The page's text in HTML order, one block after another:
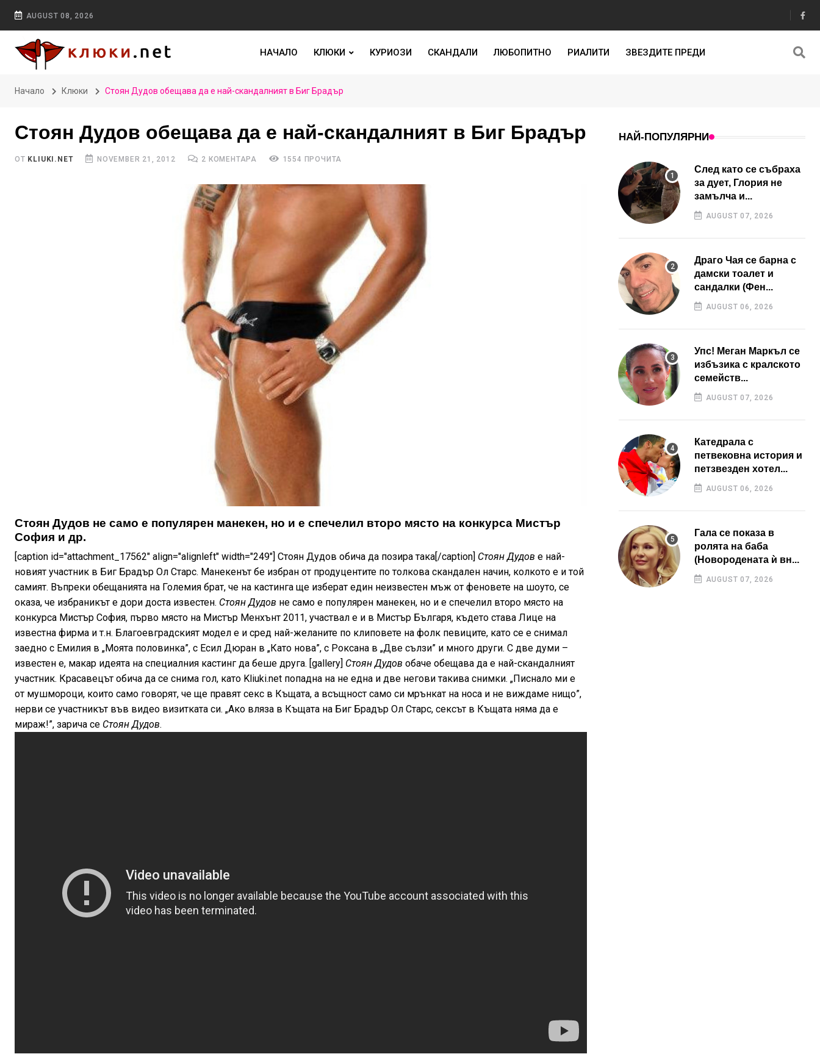
AUGUST 08, 2026
НАЧАЛО КЛЮКИ КУРИОЗИ СКАНДАЛИ ЛЮБОПИТНО РИАЛИТИ ЗВЕЗДИТЕ ПРЕДИ
Начало Клюки Стоян Дудов обещава да е най-скандалният в Биг Брадър
Стоян Дудов обещава да е най-скандалният в Биг Брадър
ОТ KLIUKI.NET NOVEMBER 21, 2012 2 КОМЕНТАРА 1554 ПРОЧИТА
Стоян Дудов не само е популярен манекен, но и е спечелил второ място на конкурса Мистър
София и др.
[caption id="attachment_17562" align="alignleft" width="249"] Стоян Дудов обича да позира така[/caption] Стоян Дудов е най-
новият участник в Биг Брадър Ол Старс. Манекенът бе избран от продуцентите по толкова скандален начин, колкото е и той
самият. Въпреки обещанията на Големия брат, че на кастинга ще изберат един неизвестен мъж от феновете на шоуто, се
оказа, че избраникът е дори доста известен. Стоян Дудов не само е популярен манекен, но и е спечелил второ място на
конкурса Мистър София, първо място на Мистър Менхънт 2011, участвал е и в Мистър Българя, където става Лице на
известна фирма и т.н. Благоевградският модел е и сред най-желаните по клиповете на фолк певиците, като се е снимал
заедно с Емилия в „Моята половинка”, с Есил Дюран в „Като нова”, с Роксана в „Две сълзи” и много други. С две думи –
известен е, макар идеята на специалния кастинг да беше друга. [gallery] Стоян Дудов обаче обещава да е най-скандалният
участник. Красавецът обича да се снима гол, като Kliuki.net попадна на не една и две негови такива снимки. „Писнало ми е
от мушмороци, които само говорят, че ще правят секс в Къщата, а всъщност само си мрънкат на носа и не виждаме нищо”,
нерви се участникът във видео визитката си. „Ако вляза в Къщата на Биг Брадър Ол Старс, сексът в Къщата няма да е
мираж!”, зарича се Стоян Дудов.
НАЙ-ПОПУЛЯРНИ
След като се събраха
за дует, Глория не
замълча и...
AUGUST 07, 2026
Драго Чая се барна с
дамски тоалет и
сандалки (Фен...
AUGUST 06, 2026
Упс! Меган Маркъл се
избъзика с кралското
семейств...
AUGUST 07, 2026
Катедрала с
петвековна история и
петзвезден хотел...
AUGUST 06, 2026
Гала се показа в
ролята на баба
(Новородената ѝ вн...
AUGUST 07, 2026